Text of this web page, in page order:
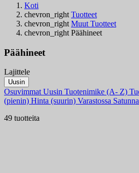
Koti
chevron_right Tuotteet
chevron_right Muut Tuotteet
chevron_right Päähineet
Päähineet
Suodattimet:
Tyhjentä
Varastossa
Varastossa
Lajittele
Uusin
Osuvimmat Uusin Tuotenimike (A- Z)
(pienin) Hinta (suurin) Varastossa
49 tuotteita